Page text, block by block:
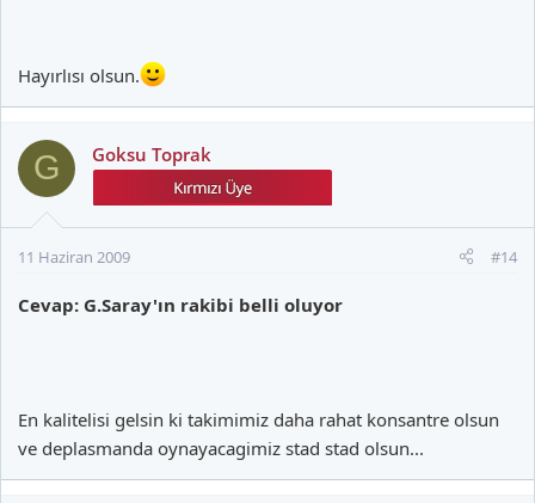
Hayırlısı olsun.
G Goksu Toprak
11 Haziran 2009 #14
Cevap: G.Saray'ın rakibi belli oluyor
En kalitelisi gelsin ki takimimiz daha rahat konsantre olsun
ve deplasmanda oynayacagimiz stad stad olsun...